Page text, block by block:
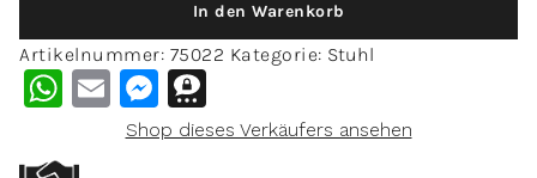
In den Warenkorb
Artikelnummer: 75022 Kategorie: Stuhl
WhatsApp
EmailMessenger
Shop dieses Verkäufers ansehen